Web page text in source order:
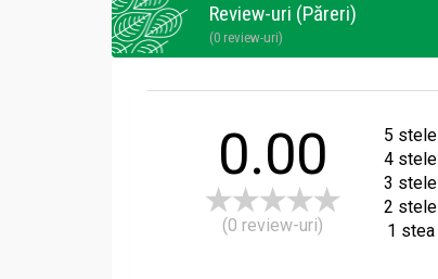
Review-uri (Păreri)
(0 review-uri)
0.00
(0 review-uri)
5 stele
4 stele
3 stele
2 stele
1 stea